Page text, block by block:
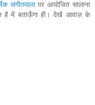
संगीतमालापर आयोजित सालाना
है में बताऊँगा ही। देखें आवाज़ के